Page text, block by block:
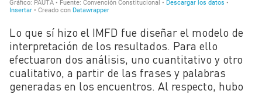
Lo que sí hizo el IMFD fue diseñar el modelo de
interpretación de los resultados. Para ello
efectuaron dos análisis, uno cuantitativo y otro
cualitativo, a partir de las frases y palabras
generadas en los encuentros. Al respecto, hubo